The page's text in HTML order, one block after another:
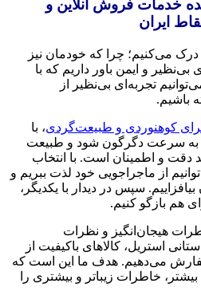
خدمات فروش آنلاین و
ایران
می‌کنیم؛ چرا که خودمان نیز
بی‌نظیر و ایمن باور داریم که با
تجربه‌ای بی‌نظیر از
باشیم.
کوهنوردی و طبیعت‌گردی، با
به سرعت دگرگون شود و طبیعت
دقت و اطمینان است. با انتخاب
از ماجراجویی خود لذت ببریم و
سپس در دیدار با یکدیگر،
هم بازگو کنیم.
هیجان‌انگیز و نظرات
استریل، کالاهای باکیفیت از
سفارش می‌دهیم. هدف ما این است که
خاطرات زیباتر و بیشتری را